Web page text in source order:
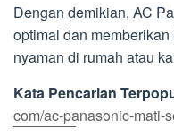
Dengan demikian, AC
optimal dan
nyaman di rumah atau
Kata Pencarian
com/ac-panasonic-mati-